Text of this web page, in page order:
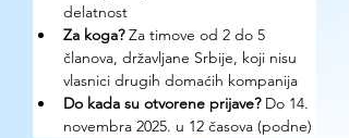
delatnost
Za koga? Za timove od 2 do 5
članova, državljane Srbije, koji nisu
vlasnici drugih domaćih kompanija
Do kada su otvorene prijave? Do 14.
novembra 2025. u 12 časova (podne)